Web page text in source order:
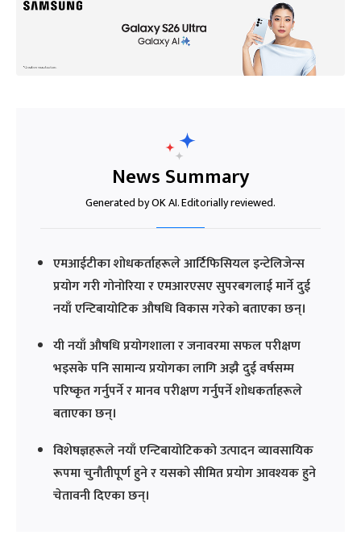
News Summary
Generated by OK AI. Editorially reviewed.
एमआईटीका शोधकर्ताहरूले आर्टिफिसियल इन्टेलिजेन्स
प्रयोग गरी गोनोरिया र एमआरएसए सुपरबगलाई मार्ने दुई
नयाँ एन्टिबायोटिक औषधि विकास गरेको बताएका छन्।
यी नयाँ औषधि प्रयोगशाला र जनावरमा सफल परीक्षण
भइसके पनि सामान्य प्रयोगका लागि अझै दुई वर्षसम्म
परिष्कृत गर्नुपर्ने र मानव परीक्षण गर्नुपर्ने शोधकर्ताहरूले
बताएका छन्।
विशेषज्ञहरूले नयाँ एन्टिबायोटिकको उत्पादन व्यावसायिक
रूपमा चुनौतीपूर्ण हुने र यसको सीमित प्रयोग आवश्यक हुने
चेतावनी दिएका छन्।